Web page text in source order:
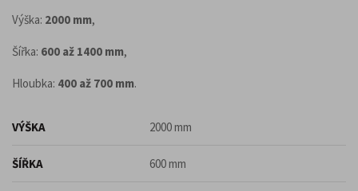
Výška: 2000 mm,
Šířka: 600 až 1400 mm,
Hloubka: 400 až 700 mm.
VÝŠKA 2000 mm
ŠÍŘKA 600 mm